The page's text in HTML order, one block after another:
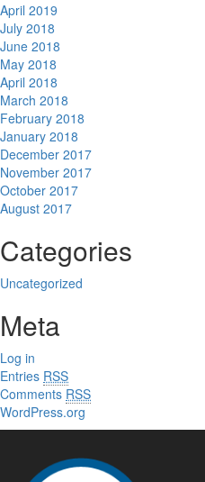
April 2019
July 2018
June 2018
May 2018
April 2018
March 2018
February 2018
January 2018
December 2017
November 2017
October 2017
August 2017
Categories
Uncategorized
Meta
Log in
Entries RSS
Comments RSS
WordPress.org